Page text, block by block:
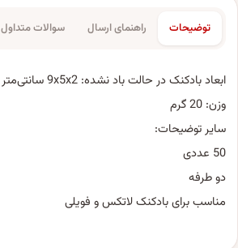
توضیحات راهنمای ارسال سوالات متداول
ابعاد بادکنک در حالت باد نشده: 9x5x2 سانتی‌متر
وزن: 20 گرم
سایر توضیحات:
50 عددی
دو طرفه
مناسب برای بادکنک لاتکس و فویلی